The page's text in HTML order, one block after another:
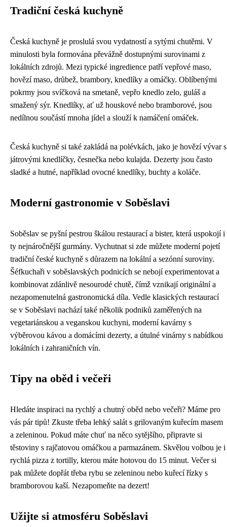
Tradiční česká kuchyně
Česká kuchyně je proslulá svou vydatností a sytými chutěmi. V
minulosti byla formována převážně dostupnými surovinami z
lokálních zdrojů. Mezi typické ingredience patří vepřové maso,
hovězí maso, drůbež, brambory, knedlíky a omáčky. Oblíbenými
pokrmy jsou svíčková na smetaně, vepřo knedlo zelo, guláš a
smažený sýr. Knedlíky, ať už houskové nebo bramborové, jsou
nedílnou součástí mnoha jídel a slouží k namáčení omáček.
Česká kuchyně si také zakládá na polévkách, jako je hovězí vývar s
játrovými knedlíčky, česnečka nebo kulajda. Dezerty jsou často
sladké a hutné, například ovocné knedlíky, buchty a koláče.
Moderní gastronomie v Soběslavi
Soběslav se pyšní pestrou škálou restaurací a bister, která uspokojí i
ty nejnáročnější gurmány. Vychutnat si zde můžete moderní pojetí
tradiční české kuchyně s důrazem na lokální a sezónní suroviny.
Šéfkuchaři v soběslavských podnicích se nebojí experimentovat a
kombinovat zdánlivě nesourodé chutě, čímž vznikají originální a
nezapomenutelná gastronomická díla. Vedle klasických restaurací
se v Soběslavi nachází také několik podniků zaměřených na
vegetariánskou a veganskou kuchyni, moderní kavárny s
výběrovou kávou a domácími dezerty, a útulné vinárny s nabídkou
lokálních i zahraničních vín.
Tipy na oběd i večeři
Hledáte inspiraci na rychlý a chutný oběd nebo večeři? Máme pro
vás pár tipů! Zkuste třeba lehký salát s grilovaným kuřecím masem
a zeleninou. Pokud máte chuť na něco sytějšího, připravte si
těstoviny s rajčatovou omáčkou a parmazánem. Skvělou volbou je i
rychlá pizza z tortilly, kterou máte hotovou do 15 minut. Večer si
pak můžete dopřát třeba rybu se zeleninou nebo kuřecí řízky s
bramborovou kaší. Nezapomeňte na dezert!
Užijte si atmosféru Soběslavi